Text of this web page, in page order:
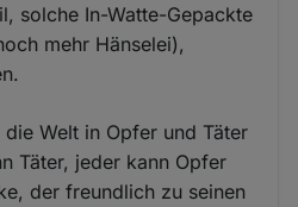
solche In-Watte-Gepackte
mehr Hänselei),
Welt in Opfer und Täter
Täter, jeder kann Opfer
der freundlich zu seinen